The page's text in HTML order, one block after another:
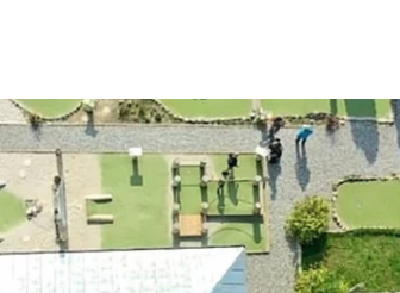
bei Rostock! 💦🍓"
Weiterlesen: "Kinderdisco mit Daniel Kurz"